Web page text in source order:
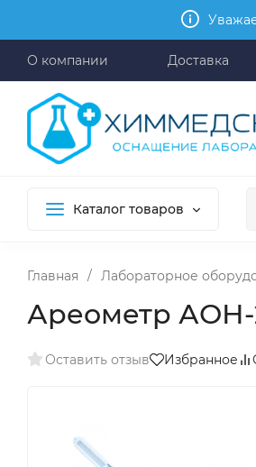
О компании Доставка
Каталог товаров
Главная / Лабораторное
Ареометр АОН-
Оставить отзыв Избранное